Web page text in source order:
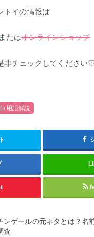
トイの情報は
またはオンラインショップ
非チェックしてください
用語解説
ンゲールの元ネタとは？名
査